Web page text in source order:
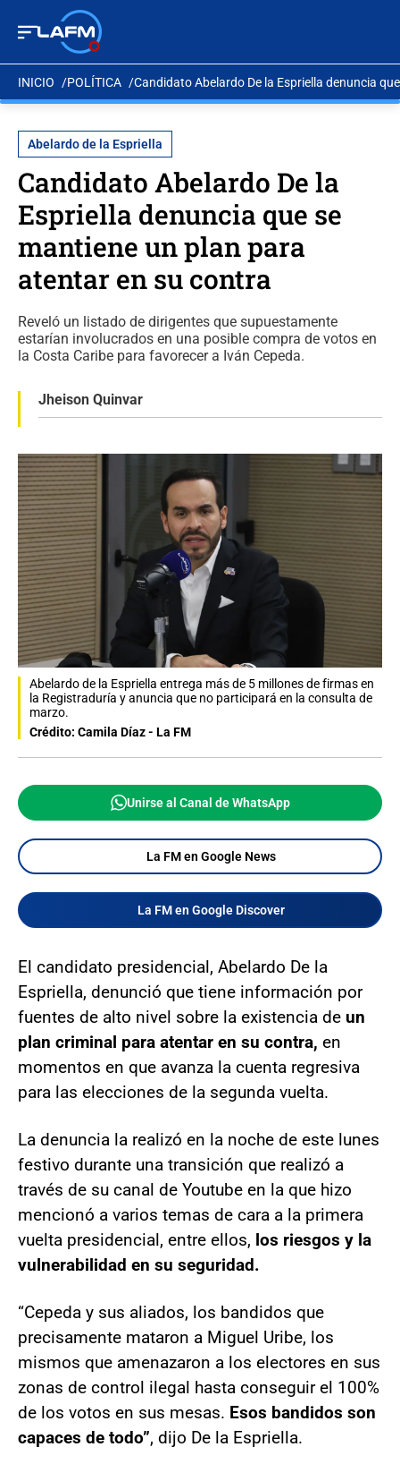
INICIO POLÍTICA Candidato Abelardo De la Espriella denuncia
Abelardo de la Espriella
Candidato Abelardo De la
Espriella denuncia que se
mantiene un plan para
atentar en su contra
Reveló un listado de dirigentes que supuestamente
estarían involucrados en una posible compra de votos en
la Costa Caribe para favorecer a Iván Cepeda.
Jheison Quinvar
Abelardo de la Espriella entrega más de 5 millones de firmas en
la Registraduría y anuncia que no participará en la consulta de
marzo.
Crédito: Camila Díaz - La FM
Unirse al Canal de WhatsApp
La FM en Google News
La FM en Google Discover
El candidato presidencial, Abelardo De la
Espriella, denunció que tiene información por
fuentes de alto nivel sobre la existencia de un
plan criminal para atentar en su contra, en
momentos en que avanza la cuenta regresiva
para las elecciones de la segunda vuelta.
La denuncia la realizó en la noche de este lunes
festivo durante una transición que realizó a
través de su canal de Youtube en la que hizo
mencionó a varios temas de cara a la primera
vuelta presidencial, entre ellos, los riesgos y la
vulnerabilidad en su seguridad.
“Cepeda y sus aliados, los bandidos que
precisamente mataron a Miguel Uribe, los
mismos que amenazaron a los electores en sus
zonas de control ilegal hasta conseguir el 100%
de los votos en sus mesas. Esos bandidos son
capaces de todo”, dijo De la Espriella.